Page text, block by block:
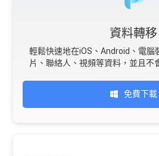
資料轉移
輕鬆快速地在iOS、Android、電腦
片、聯絡人、視頻等資料，並且不
免費下載